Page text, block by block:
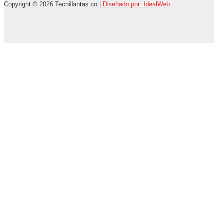
Copyright © 2026 Tecnillantas.co | Diseñado por IdealWeb